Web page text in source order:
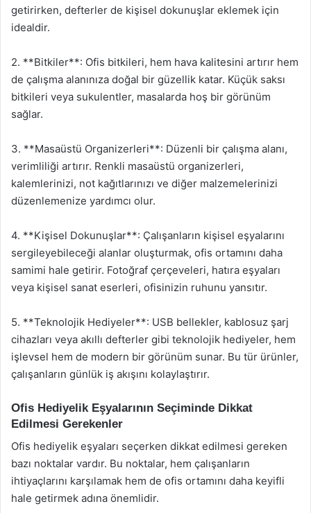
getirirken, defterler de kişisel dokunuşlar eklemek için
idealdir.
2. **Bitkiler**: Ofis bitkileri, hem hava kalitesini artırır hem
de çalışma alanınıza doğal bir güzellik katar. Küçük saksı
bitkileri veya sukulentler, masalarda hoş bir görünüm
sağlar.
3. **Masaüstü Organizerleri**: Düzenli bir çalışma alanı,
verimliliği artırır. Renkli masaüstü organizerleri,
kalemlerinizi, not kağıtlarınızı ve diğer malzemelerinizi
düzenlemenize yardımcı olur.
4. **Kişisel Dokunuşlar**: Çalışanların kişisel eşyalarını
sergileyebileceği alanlar oluşturmak, ofis ortamını daha
samimi hale getirir. Fotoğraf çerçeveleri, hatıra eşyaları
veya kişisel sanat eserleri, ofisinizin ruhunu yansıtır.
5. **Teknolojik Hediyeler**: USB bellekler, kablosuz şarj
cihazları veya akıllı defterler gibi teknolojik hediyeler, hem
işlevsel hem de modern bir görünüm sunar. Bu tür ürünler,
çalışanların günlük iş akışını kolaylaştırır.
Ofis Hediyelik Eşyalarının Seçiminde Dikkat
Edilmesi Gerekenler
Ofis hediyelik eşyaları seçerken dikkat edilmesi gereken
bazı noktalar vardır. Bu noktalar, hem çalışanların
ihtiyaçlarını karşılamak hem de ofis ortamını daha keyifli
hale getirmek adına önemlidir.